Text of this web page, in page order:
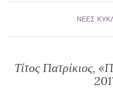
ΝΈΕΣ
Τίτος Πατρίκιος,